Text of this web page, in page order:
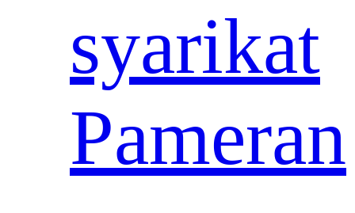
syarikat
Pameran